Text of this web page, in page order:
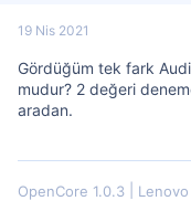
19 Nis 2021
Gördüğüm tek fark
mudur? 2 değeri
aradan.
OpenCore 1.0.3